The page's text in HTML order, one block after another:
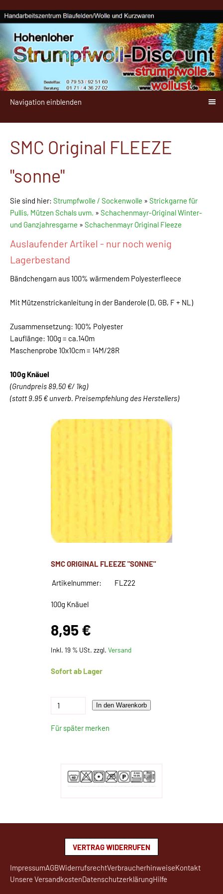
Navigation einblenden
SMC Original FLEEZE
"sonne"
Sie sind hier: Strumpfwolle / Sockenwolle » Strickgarne für
Pullis, Mützen Schals uvm. » Schachenmayr-Original Winter-
und Ganzjahresgarne » Schachenmayr Original Fleeze
Auslaufender Artikel - nur noch wenig
Lagerbestand
Bändchengarn aus 100% wärmendem Polyesterfleece
Mit Mützenstrickanleitung in der Banderole (D, GB, F + NL)
Zusammensetzung: 100% Polyester
Lauflänge: 100g = ca.140m
Maschenprobe 10x10cm = 14M/28R
100g Knäuel
(Grundpreis 89,50 €/ 1kg)
(statt 9.95 € unverb. Preisempfehlung des Herstellers)
SMC ORIGINAL FLEEZE "SONNE"
Artikelnummer: FLZ22
100g Knäuel
8,95 €
Inkl. 19 % USt. zzgl. Versand
Sofort ab Lager
In den Warenkorb
Für später merken
VERTRAG WIDERRUFEN
ImpressumAGBWiderrufsrechtVerbraucherhinweiseKontakt
Unsere VersandkostenDatenschutzerklärungHilfe